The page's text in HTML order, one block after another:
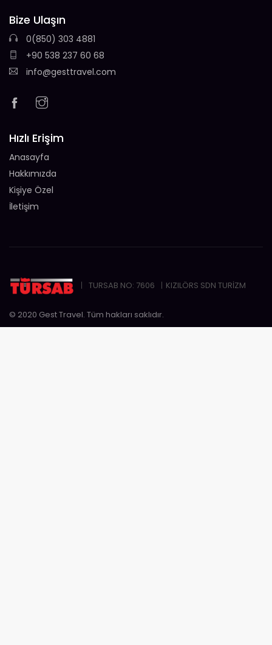
Bize Ulaşın
0(850) 303 4881
+90 538 237 60 68
info@gesttravel.com
Hızlı Erişim
Anasayfa
Hakkımızda
Kişiye Özel
İletişim
TURSAB NO: 7606 KIZILÖRS SDN TURİZM
© 2020 Gest Travel. Tüm hakları saklıdır.